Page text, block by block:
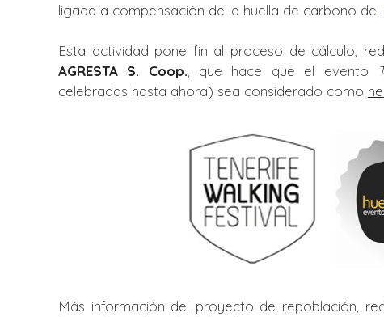
ligada a compensación de la huella de carbono del
Esta actividad pone fin al proceso de cálculo,
AGRESTA S. Coop. , que hace que el evento
celebradas hasta ahora) sea considerado como
Más información del proyecto de repoblación,